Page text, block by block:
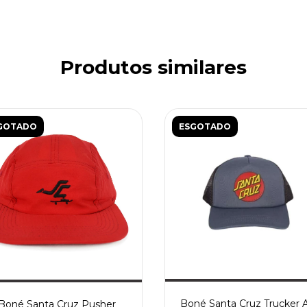
Produtos similares
ESGOTADO
Boné Santa Cruz Trucker